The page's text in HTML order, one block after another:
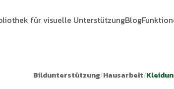
für visuelle UnterstützungBlog
Bildunterstützung/Hausarbeit/